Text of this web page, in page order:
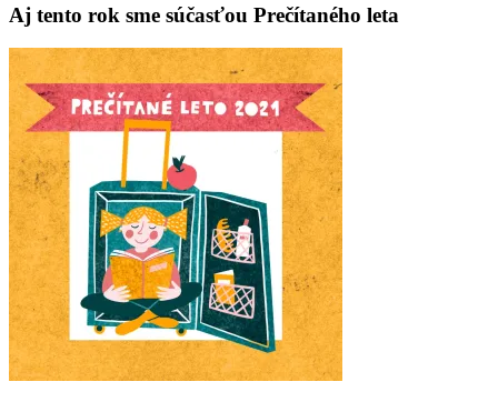
Aj tento rok sme súčasťou Prečítaného leta